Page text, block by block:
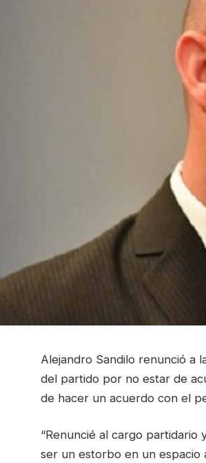
Alejandro Sandilo renunció a
del partido por no estar de
de hacer un acuerdo con el
“Renuncié al cargo partidario
ser un estorbo en un espacio